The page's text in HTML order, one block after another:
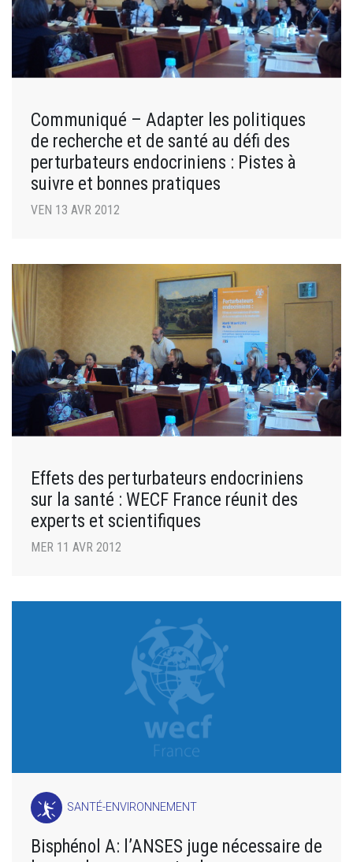
Communiqué – Adapter les politiques
de recherche et de santé au défi des
perturbateurs endocriniens : Pistes à
suivre et bonnes pratiques
VEN 13 AVR 2012
Effets des perturbateurs endocriniens
sur la santé : WECF France réunit des
experts et scientifiques
MER 11 AVR 2012
SANTÉ-ENVIRONNEMENT
Bisphénol A: l’ANSES juge nécessaire de